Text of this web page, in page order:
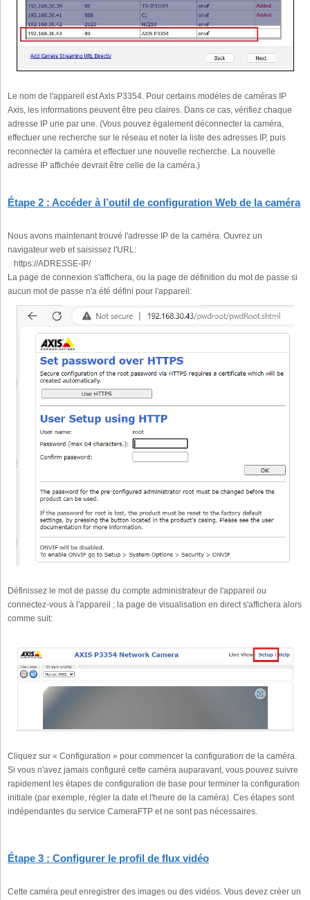
Le nom de l'appareil est Axis P3354. Pour certains modèles de caméras IP
Axis, les informations peuvent être peu claires. Dans ce cas, vérifiez chaque
adresse IP une par une. (Vous pouvez également déconnecter la caméra,
effectuer une recherche sur le réseau et noter la liste des adresses IP, puis
reconnecter la caméra et effectuer une nouvelle recherche. La nouvelle
adresse IP affichée devrait être celle de la caméra.)
Étape 2 : Accéder à l’outil de configuration Web de la caméra
Nous avons maintenant trouvé l'adresse IP de la caméra. Ouvrez un
navigateur web et saisissez l'URL:
https://ADRESSE-IP/
La page de connexion s'affichera, ou la page de définition du mot de passe si
aucun mot de passe n'a été défini pour l'appareil:
Définissez le mot de passe du compte administrateur de l'appareil ou
connectez-vous à l'appareil ; la page de visualisation en direct s'affichera alors
comme suit:
Cliquez sur « Configuration » pour commencer la configuration de la caméra.
Si vous n'avez jamais configuré cette caméra auparavant, vous pouvez suivre
rapidement les étapes de configuration de base pour terminer la configuration
initiale (par exemple, régler la date et l'heure de la caméra). Ces étapes sont
indépendantes du service CameraFTP et ne sont pas nécessaires.
Étape 3 : Configurer le profil de flux vidéo
Cette caméra peut enregistrer des images ou des vidéos. Vous devez créer un